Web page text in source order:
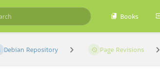
Books
Debian Repository Page Revisions